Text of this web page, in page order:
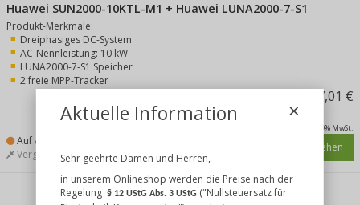
Huawei SUN2000-10KTL-M1 + Huawei LUNA2000-7-S1
Produkt-Merkmale:
Dreiphasiges DC-System
AC-Nennleistung: 10 kW
LUNA2000-7-S1 Speicher
2 freie MPP-Tracker
4.497,01 €
inkl. 19% MwSt.
Auf Anfrage Details ansehen
Vergleichen Merken
Aktuelle Information
Sehr geehrte Damen und Herren,
in unserem Onlineshop werden die Preise nach der
Regelung § 12 UStG Abs. 3 UStG("Nullsteuersatz für
×